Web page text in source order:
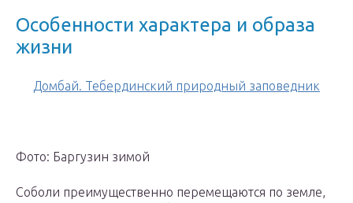
Особенности характера и образа
жизни
Домбай. Тебердинский природный заповедник
Фото: Баргузин зимой
Соболи преимущественно перемещаются по земле,